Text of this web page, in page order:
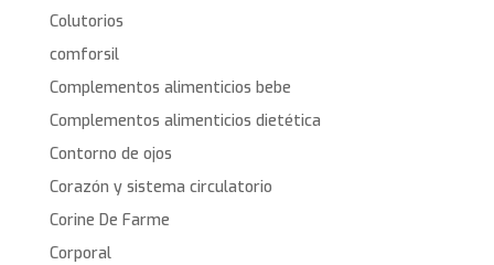
Colutorios
comforsil
Complementos alimenticios bebe
Complementos alimenticios dietética
Contorno de ojos
Corazón y sistema circulatorio
Corine De Farme
Corporal